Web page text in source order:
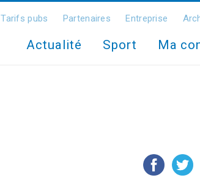
Tarifs pubs Partenaires Entreprise
Actualité Sport Ma